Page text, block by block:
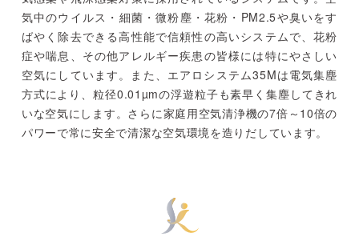
気中のウイルス・細菌・微粉塵・花粉・PM2.5や臭いをす
ばやく除去できる高性能で信頼性の高いシステムで、花粉
症や喘息、その他アレルギー疾患の皆様には特にやさしい
空気にしています。また、エアロシステム35Mは電気集塵
方式により、粒径0.01µmの浮遊粒子も素早く集塵してきれ
いな空気にします。さらに家庭用空気清浄機の7倍～10倍の
パワーで常に安全で清潔な空気環境を造りだしています。